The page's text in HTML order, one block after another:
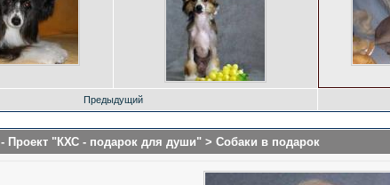
Предыдущий
- Проект "КХС - подарок для души" > Собаки в подарок